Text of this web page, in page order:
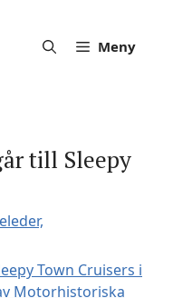
Meny
till Sleepy